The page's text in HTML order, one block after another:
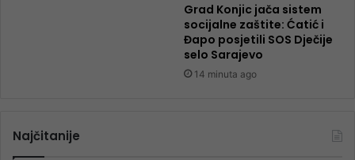
Grad Konjic jača sistem
socijalne zaštite: Ćatić i
Đapo posjetili SOS Dječije
selo Sarajevo
14 minuta ago
Najčitanije